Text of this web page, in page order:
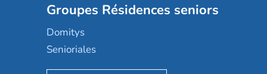
Groupes Résidences seniors
Domitys
Senioriales
Nohée